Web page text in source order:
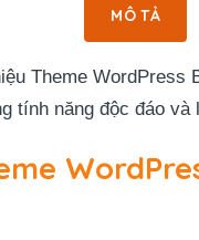
MÔ TẢ
Theme WordPress
tính năng độc đáo